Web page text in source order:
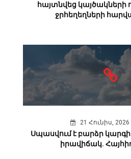
հայտնվեց կայծակների
ջրհեղեղների
21 Հունիս, 2026
Սպասվում է բարձր
իրավիճակ.